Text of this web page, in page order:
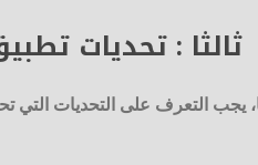
ثالثا : تحديات
يجب التعرف على التحديات